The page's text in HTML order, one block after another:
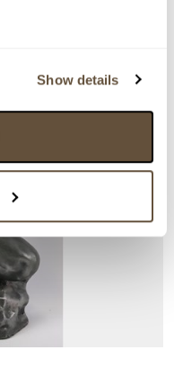
Show details